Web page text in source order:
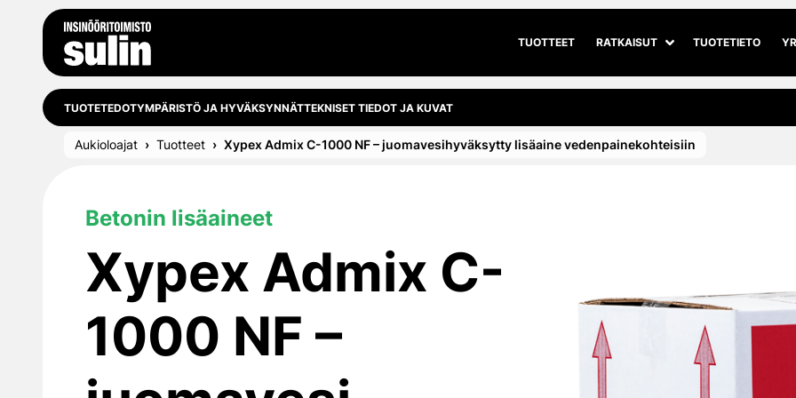
Siirry sisältöön
TUOTTEET RATKAISUT
Avaa alivalikko
Sulje alivalikko
TUOTETIETO
TUOTETEDOTYMPÄRISTÖ JA HYVÄKSYNNÄTTEKNISET TIEDOT JA KUVAT
Aukioloajat Tuotteet Xypex Admix C-1000 NF – juomavesi­hyväksytty lisäaine vedenpaine­kohteisiin
Betonin lisäaineet
Xypex Admix C-
1000 NF –